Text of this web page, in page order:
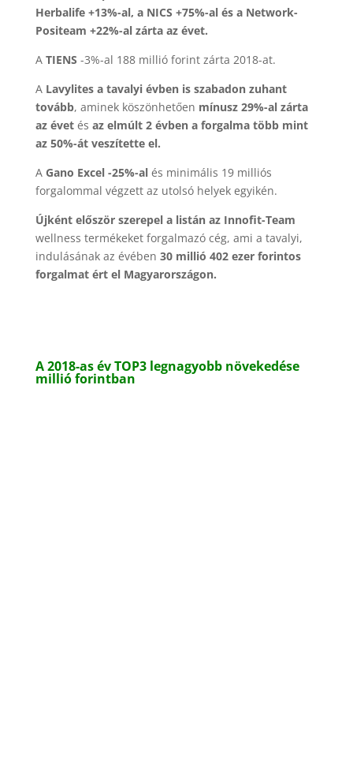
Herbalife +13%-al, a NICS +75%-al és a Network-
Positeam +22%-al zárta az évet.
A TIENS -3%-al 188 millió forint zárta 2018-at.
A Lavylites a tavalyi évben is szabadon zuhant
tovább, aminek köszönhetően mínusz 29%-al zárta
az évetés az elmúlt 2 évben a forgalma több mint
az 50%-át veszítette el.
A Gano Excel -25%-alés minimális 19 milliós
forgalommal végzett az utolsó helyek egyikén.
Újként először szerepel a listán az Innofit-Team
wellness termékeket forgalmazó cég, ami a tavalyi,
indulásának az évében 30 millió 402 ezer forintos
forgalmat ért el Magyarországon.
A 2018-as év TOP3 legnagyobb növekedése
millió forintban